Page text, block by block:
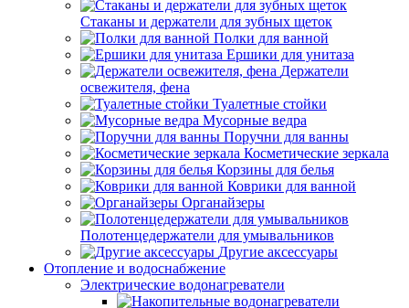
Стаканы и держатели для зубных щеток
Полки для ванной
Ершики для унитаза
Держатели
освежителя, фена
Туалетные стойки
Мусорные ведра
Поручни для ванны
Косметические зеркала
Корзины для белья
Коврики для ванной
Органайзеры
Полотенцедержатели для умывальников
Другие аксессуары
Отопление и водоснабжение
Электрические водонагреватели